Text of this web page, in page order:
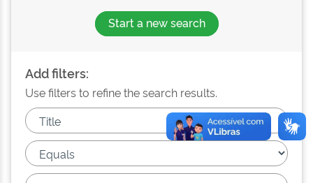
Start a new search
Add filters:
Use filters to refine the search results.